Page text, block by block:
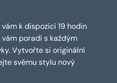
k dispozici 19 hodin
poradí s každým
Vytvořte si originální
svému stylu nový